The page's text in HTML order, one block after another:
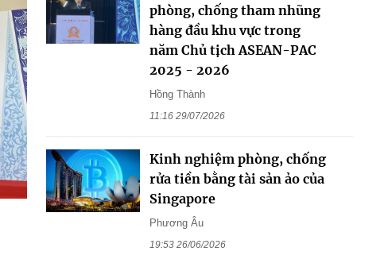
phòng, chống tham nhũng
hàng đầu khu vực trong
năm Chủ tịch ASEAN-PAC
2025 - 2026
Hồng Thành
11:16 29/07/2026
Kinh nghiệm phòng, chống
rửa tiền bằng tài sản ảo của
Singapore
Phương Âu
19:53 26/06/2026